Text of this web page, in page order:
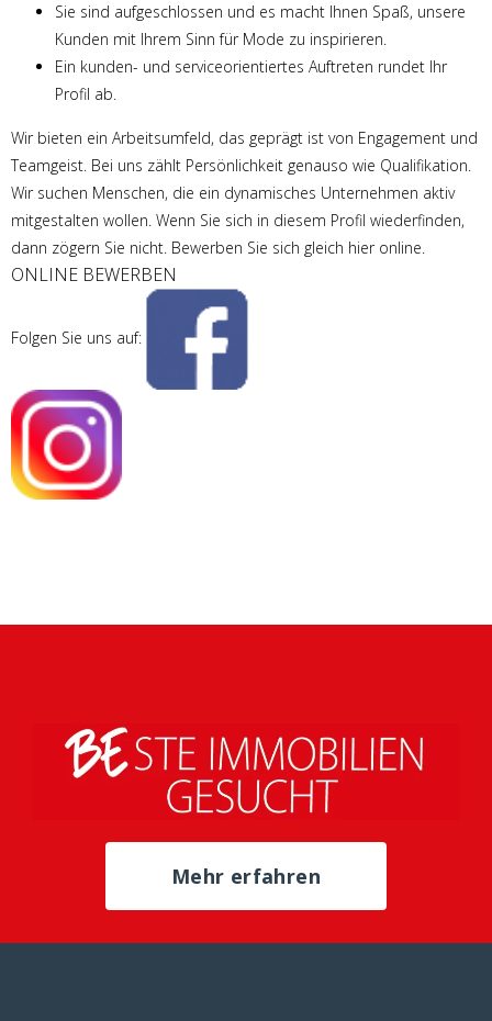
Sie sind aufgeschlossen und es macht Ihnen Spaß, unsere
Kunden mit Ihrem Sinn für Mode zu inspirieren.
Ein kunden- und serviceorientiertes Auftreten rundet Ihr
Profil ab.
Wir bieten ein Arbeitsumfeld, das geprägt ist von Engagement und
Teamgeist. Bei uns zählt Persönlichkeit genauso wie Qualifikation.
Wir suchen Menschen, die ein dynamisches Unternehmen aktiv
mitgestalten wollen. Wenn Sie sich in diesem Profil wiederfinden,
dann zögern Sie nicht. Bewerben Sie sich gleich hier online.
ONLINE BEWERBEN
Folgen Sie uns auf:
Mehr erfahren